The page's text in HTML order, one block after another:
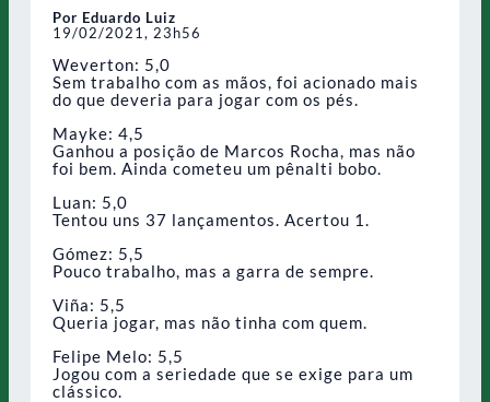
Por Eduardo Luiz
19/02/2021, 23h56
Weverton: 5,0
Sem trabalho com as mãos, foi acionado mais
do que deveria para jogar com os pés.
Mayke: 4,5
Ganhou a posição de Marcos Rocha, mas não
foi bem. Ainda cometeu um pênalti bobo.
Luan: 5,0
Tentou uns 37 lançamentos. Acertou 1.
Gómez: 5,5
Pouco trabalho, mas a garra de sempre.
Viña: 5,5
Queria jogar, mas não tinha com quem.
Felipe Melo: 5,5
Jogou com a seriedade que se exige para um
clássico.